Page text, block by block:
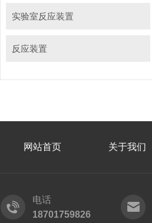
实验室反应装置
反应装置
网站首页 关于我们
电话
18701759826